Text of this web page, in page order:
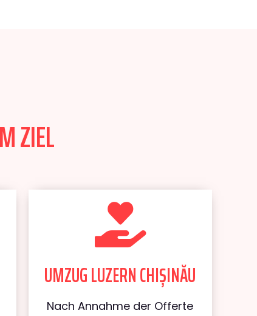
ZIEL
UMZUG LUZERN CHIȘINĂU
Nach Annahme der Offerte